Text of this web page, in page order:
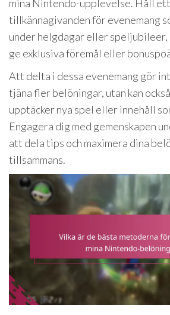
mina Nintendo-upplevelse. Håll
tillkännagivanden för evenemang
under helgdagar eller speljubileer,
ge exklusiva föremål eller
Att delta i dessa evenemang gör
tjäna fler belöningar, utan kan
upptäcker nya spel eller innehåll
Engagera dig med gemenskapen
att dela tips och maximera dina
tillsammans.